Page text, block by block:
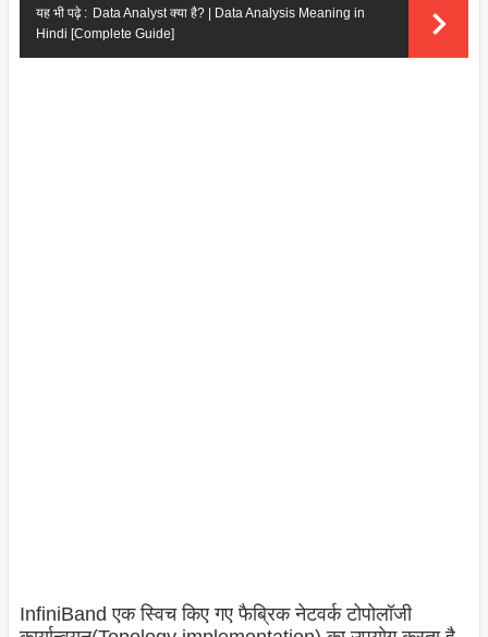
यह भी पढ़े : Data Analyst क्या है? | Data Analysis Meaning in
Hindi [Complete Guide]
InfiniBand एक स्विच किए गए फैब्रिक नेटवर्क टोपोलॉजी